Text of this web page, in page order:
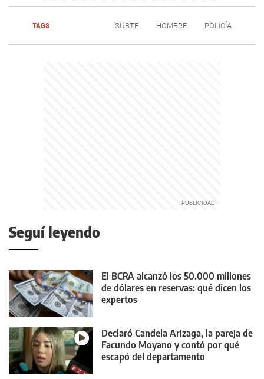
TAGS SUBTE HOMBRE POLICÍA
Seguí leyendo
El BCRA alcanzó los 50.000 millones
de dólares en reservas: qué dicen los
expertos
Declaró Candela Arizaga, la pareja de
Facundo Moyano y contó por qué
escapó del departamento